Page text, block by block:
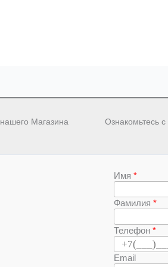
нашего Магазина Ознакомьтесь с
Имя
Фамилия
Телефон
Email